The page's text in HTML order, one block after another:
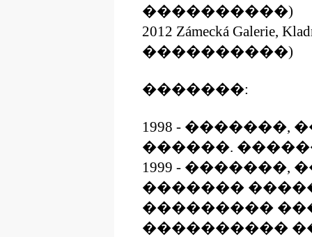
����������)
2012 Zámecká
����������)
�������:
1998 -
������.
1999 -
�������
���������
����������